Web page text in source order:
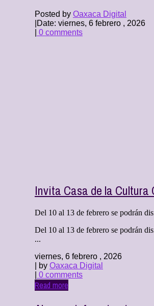
Posted by Oaxaca Digital
Date: viernes, 6 febrero , 2026
0 comments
Invita Casa de la
Del 10 al 13 de febrero se podrán
Del 10 al 13 de febrero se podrán
...
viernes, 6 febrero , 2026
| by Oaxaca Digital
0 comments
Read more